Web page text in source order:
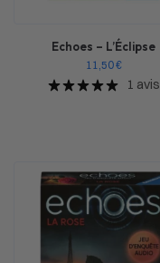
Echoes – L’Éclipse
11,50€
1 avis